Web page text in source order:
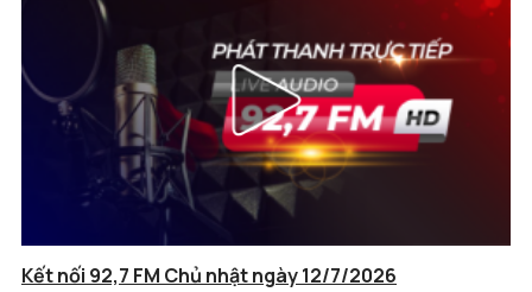
Kết nối 92,7 FM Chủ nhật ngày 12/7/2026